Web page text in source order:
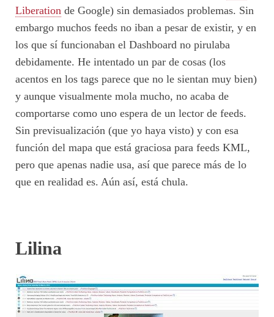
Liberation de Google) sin demasiados problemas. Sin
embargo muchos feeds no iban a pesar de existir, y en
los que sí funcionaban el Dashboard no pirulaba
debidamente. He intentado un par de cosas (los
acentos en los tags parece que no le sientan muy bien)
y aunque visualmente mola mucho, no acaba de
comportarse como uno espera de un lector de feeds.
Sin previsualización (que yo haya visto) y con esa
función del mapa que está graciosa para feeds KML,
pero que apenas nadie usa, así que parece más de lo
que en realidad es. Aún así, está chula.
Lilina